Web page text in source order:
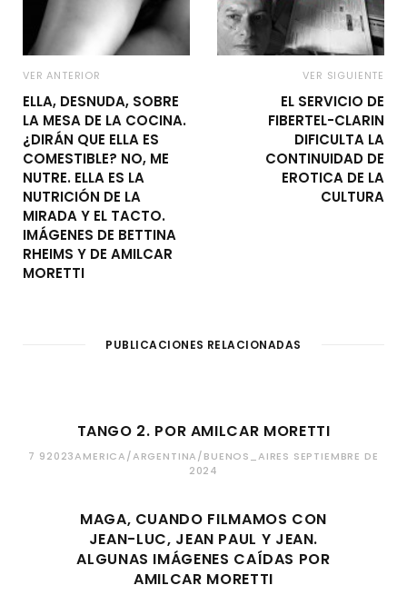
VER ANTERIOR
ELLA, DESNUDA, SOBRE
LA MESA DE LA COCINA.
¿DIRÁN QUE ELLA ES
COMESTIBLE? NO, ME
NUTRE. ELLA ES LA
NUTRICIÓN DE LA
MIRADA Y EL TACTO.
IMÁGENES DE BETTINA
RHEIMS Y DE AMILCAR
MORETTI
VER SIGUIENTE
EL SERVICIO DE
FIBERTEL-CLARIN
DIFICULTA LA
CONTINUIDAD DE
EROTICA DE LA
CULTURA
PUBLICACIONES RELACIONADAS
TANGO 2. POR AMILCAR MORETTI
7 92023AMERICA/ARGENTINA/BUENOS_AIRES SEPTIEMBRE DE
2024
MAGA, CUANDO FILMAMOS CON
JEAN-LUC, JEAN PAUL Y JEAN.
ALGUNAS IMÁGENES CAÍDAS POR
AMILCAR MORETTI